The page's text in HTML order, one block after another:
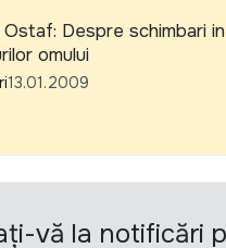
Ostaf: Despre schimbari
omului
13.01.2009
vă la notificări